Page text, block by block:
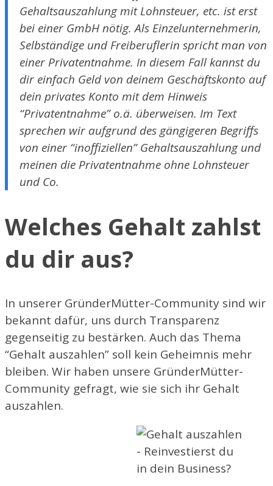
Gehaltsauszahlung mit Lohnsteuer, etc. ist erst
bei einer GmbH nötig. Als Einzelunternehmerin,
Selbständige und Freiberuflerin spricht man von
einer Privatentnahme. In diesem Fall kannst du
dir einfach Geld von deinem Geschäftskonto auf
dein privates Konto mit dem Hinweis
“Privatentnahme” o.ä. überweisen. Im Text
sprechen wir aufgrund des gängigeren Begriffs
von einer “inoffiziellen” Gehaltsauszahlung und
meinen die Privatentnahme ohne Lohnsteuer
und Co.
Welches Gehalt zahlst
du dir aus?
In unserer GründerMütter-Community sind wir
bekannt dafür, uns durch Transparenz
gegenseitig zu bestärken. Auch das Thema
“Gehalt auszahlen” soll kein Geheimnis mehr
bleiben. Wir haben unsere GründerMütter-
Community gefragt, wie sie sich ihr Gehalt
auszahlen.